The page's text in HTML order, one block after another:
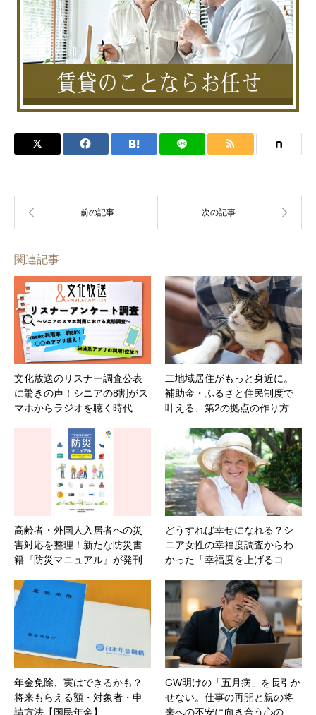
関連記事
文化放送のリスナー調査公表
に驚きの声！シニアの8割がス
マホからラジオを聴く時代…
二地域居住がもっと身近に。
補助金・ふるさと住民制度で
叶える、第2の拠点の作り方
高齢者・外国人入居者への災
害対応を整理！新たな防災書
籍『防災マニュアル』が発刊
どうすれば幸せになれる？シ
ニア女性の幸福度調査からわ
かった「幸福度を上げるコ…
年金免除、実はできるかも？
将来もらえる額・対象者・申
請方法【国民年金】
GW明けの「五月病」を長引か
せない。仕事の再開と親の将
来への不安に向き合う心の…